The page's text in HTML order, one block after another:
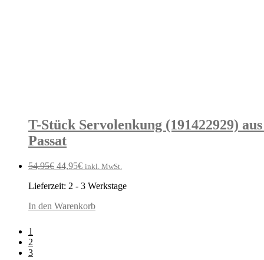
T-Stück Servolenkung (191422929)
Passat
54,95€ Ursprünglicher
war:
44,95€Aktueller
ist:
inkl. MwSt.
Lieferzeit: 2 - 3 Werkstage
In den Warenkorb
1
2
3